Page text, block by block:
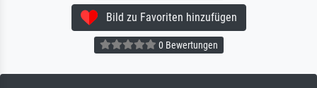
Bild zu Favoriten hinzufügen
0 Bewertungen